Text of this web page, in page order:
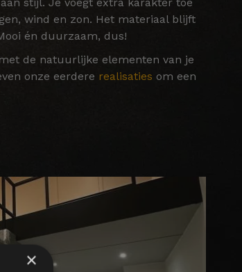
wind en zon. Het materiaal blijft
én duurzaam, dus!
de natuurlijke elementen van je
onze eerdere realisaties om een
×